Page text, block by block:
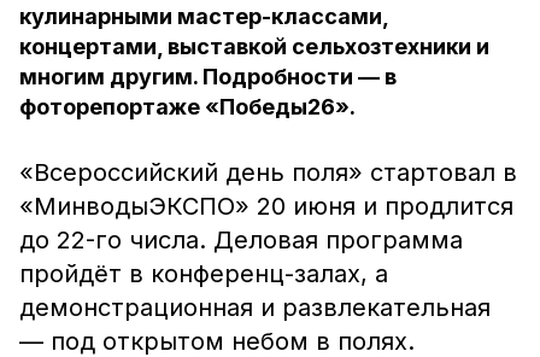
кулинарными мастер-классами,
концертами, выставкой сельхозтехники и
многим другим. Подробности — в
фоторепортаже «Победы26».
«Всероссийский день поля» стартовал в
«МинводыЭКСПО» 20 июня и продлится
до 22-го числа. Деловая программа
пройдёт в конференц-залах, а
демонстрационная и развлекательная
— под открытом небом в полях.